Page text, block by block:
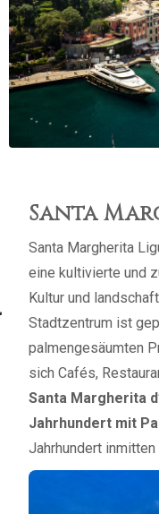
Santa
Santa Margherita
eine kultivierte und
Kultur und
Stadtzentrum ist
palmengesäumten
sich Cafés,
Santa Margherita
Jahrhundert mit
Jahrhundert